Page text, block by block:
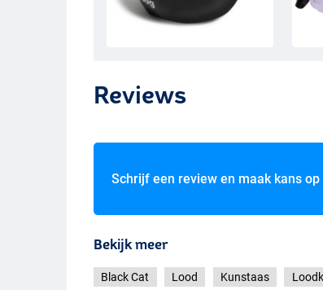
Reviews
Schrijf een review en maak kans op
Bekijk meer
Black Cat Lood Kunstaas